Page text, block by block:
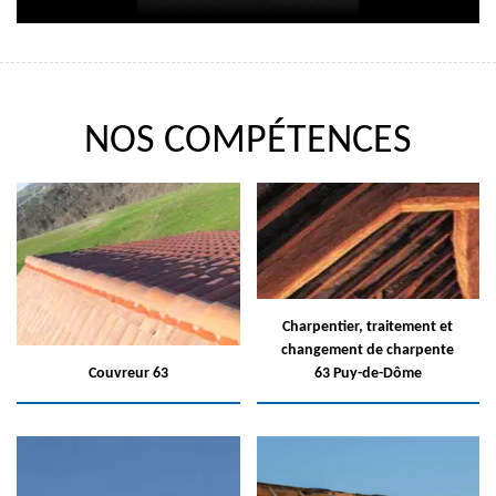
NOS COMPÉTENCES
Couvreur 63
Charpentier, traitement et
changement de charpente
63 Puy-de-Dôme